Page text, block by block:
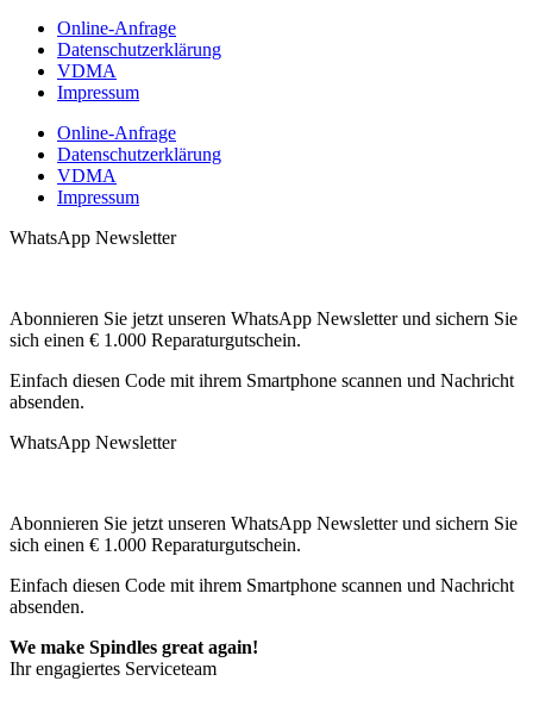
Online-Anfrage
Datenschutzerklärung
VDMA
Impressum
Online-Anfrage
Datenschutzerklärung
VDMA
Impressum
WhatsApp Newsletter
Abonnieren Sie jetzt unseren WhatsApp Newsletter und sichern Sie
sich einen € 1.000 Reparaturgutschein.
Einfach diesen Code mit ihrem Smartphone scannen und Nachricht
absenden.
WhatsApp Newsletter
Abonnieren Sie jetzt unseren WhatsApp Newsletter und sichern Sie
sich einen € 1.000 Reparaturgutschein.
Einfach diesen Code mit ihrem Smartphone scannen und Nachricht
absenden.
We make Spindles great again!
Ihr engagiertes Serviceteam